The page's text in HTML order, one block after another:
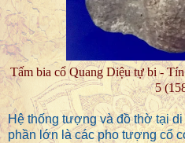
Tấm bia cổ Quang Diệu tự bi -
5
Hệ thống tượng và đồ thờ tại
phần lớn là các pho tượng cổ